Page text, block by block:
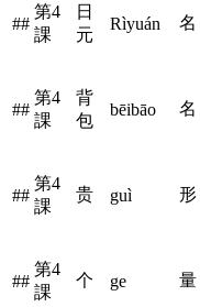
##
第4
課
日
元
Rìyuán 名
##
第4
課
背
包
bēibāo 名
##
第4
課
贵 guì 形
##
第4
課
个 ge 量